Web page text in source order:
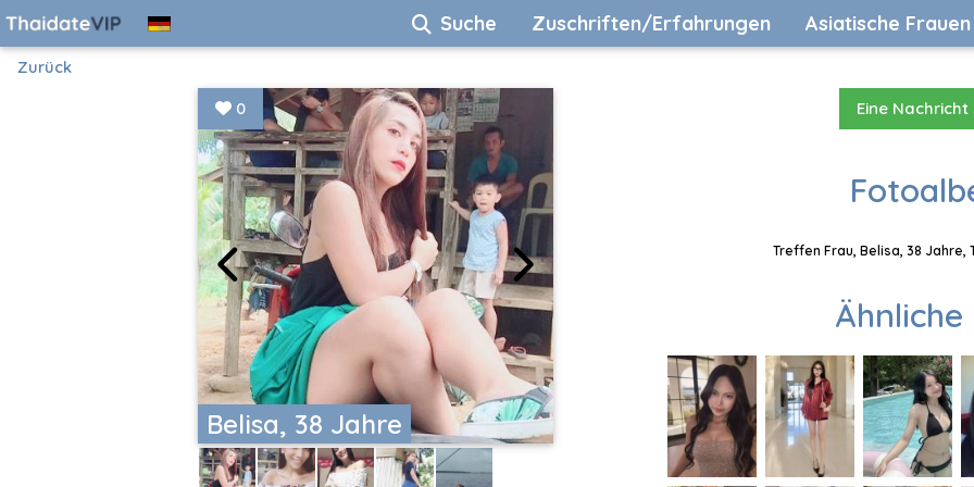
Suche Zuschriften/Erfahrungen Asiatische Frauen
Zurück
Belisa, 38 Jahre
0 Eine
Treffen Frau, Belisa, 38 Jahre,